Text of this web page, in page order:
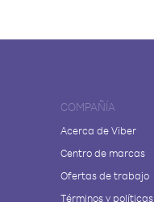
COMPAÑÍA
Acerca de Viber
Centro de marcas
Ofertas de trabajo
Términos y políticas